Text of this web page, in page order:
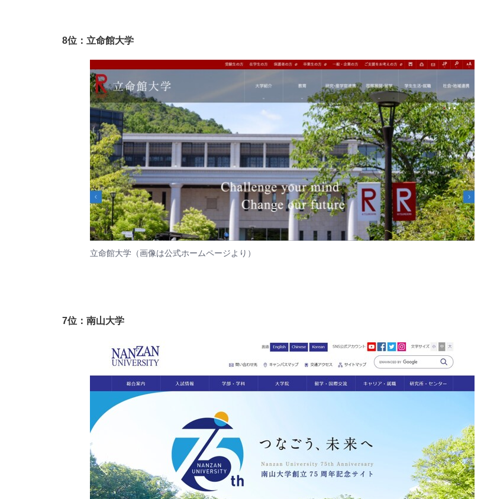
8位：立命館大学
立命館大学（画像は公式ホームページより）
7位：南山大学